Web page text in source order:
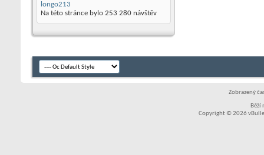
longo213
Na této stránce bylo 253 280 návštěv
Zobrazený
Běží
Copyright © 2026